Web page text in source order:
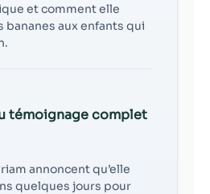
et comment elle
aux enfants qui
témoignage complet
annoncent qu’elle
quelques jours pour